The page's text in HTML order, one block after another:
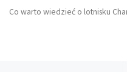
Co warto wiedzieć o lotnisku